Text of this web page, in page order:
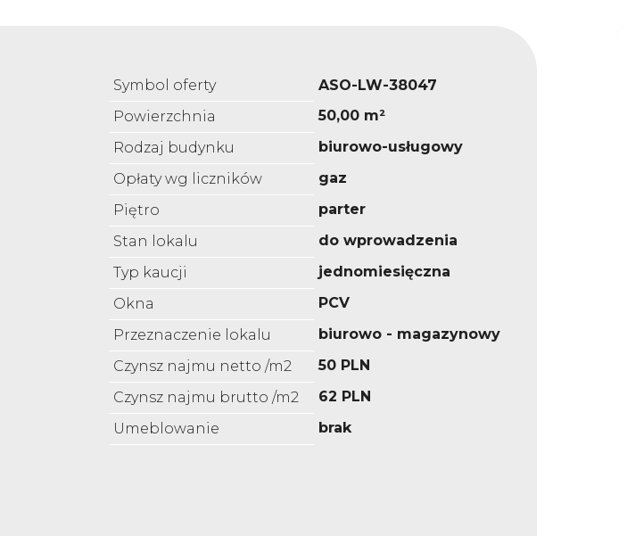
Symbol oferty
ASO-LW-38047
Powierzchnia
50,00 m²
Rodzaj budynku
biurowo-usługowy
Opłaty wg liczników
gaz
Piętro
parter
Stan lokalu
do wprowadzenia
Typ kaucji
jednomiesięczna
Okna
PCV
Przeznaczenie lokalu
biurowo - magazynowy
Czynsz najmu netto /m2
50 PLN
Czynsz najmu brutto /m2
62 PLN
Umeblowanie
brak